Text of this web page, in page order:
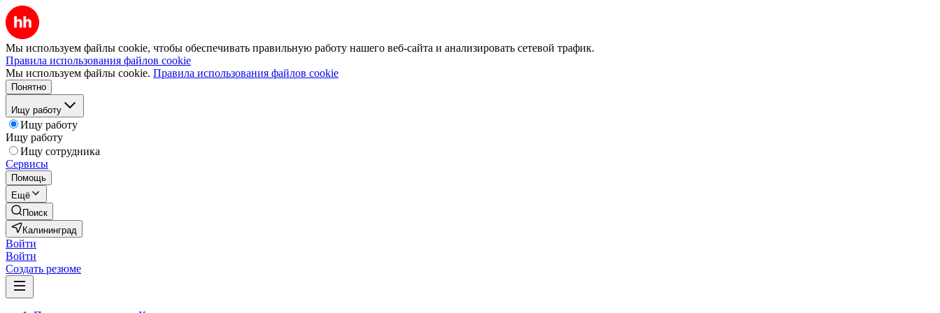
Мы используем файлы cookie, чтобы обеспечивать правильную работу нашего веб-сайта и анализировать сетевой трафик.
Правила использования файлов cookie
Мы используем файлы cookie. Правила использования файлов cookie
Понятно
Ищу работу
Ищу работу
Ищу работу
Ищу сотрудника
Сервисы
Помощь
Ещё
Поиск
Калининград
Войти
Войти
Создать резюме